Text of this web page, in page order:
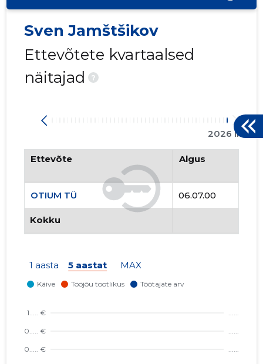
Sven Jamštšikov
Ettevõtete kvartaalsed
näitajad
?
2026 II
Ettevõte Algus
OTIUM TÜ 06.07.00
Kokku
1 aasta 5 aastat MAX